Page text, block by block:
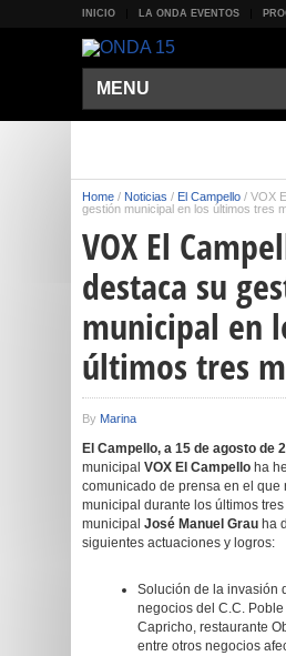
INICIO LA ONDA EVENTOS
MENU
Home / Noticias / El Campello / VOX
gestión municipal en los últimos tres
VOX El
destaca su
municipal en
últimos tres
By Marina
El Campello, a 15 de agosto de
municipal VOX El Campello ha
comunicado de prensa en el que
municipal durante los últimos
municipal José Manuel Grau ha
siguientes actuaciones y logros:
Solución de la invasión
negocios del C.C.
Capricho, restaurante
entre otros negocios